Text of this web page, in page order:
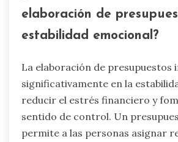
elaboración de
estabilidad emocional?
La elaboración de presupuestos
significativamente en la
reducir el estrés financiero y
sentido de control. Un
permite a las personas asignar